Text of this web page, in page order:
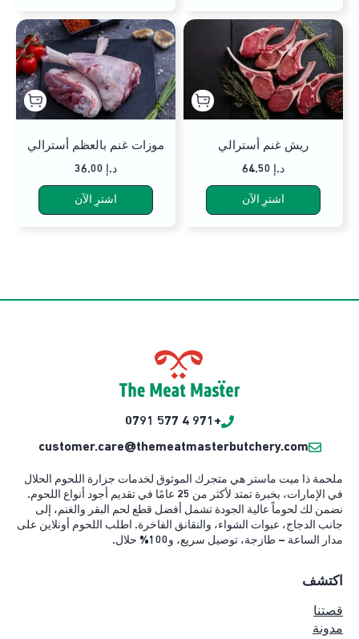
ريش غنم أسترالي
64.50 د.إ
اشترِ الآن
موزات غنم بالعظم أسترالي
36.00 د.إ
اشترِ الآن
+971 4 577 0791
customer.care@themeatmasterbutchery.com
ملحمة ذا ميت ماستر هي متجرك الموثوق لخدمات جزارة اللحوم الحلال
في الإمارات، بخبرة تمتد لأكثر من 25 عامًا في تقديم أجود أنواع اللحوم.
نضمن لك لحوماً عالية الجودة تشمل أفضل قطع لحم البقر والغنم، إلى
جانب الدجاج، عبوات الشواء، والنقانق الفاخرة. اطلب اللحوم أونلاين على
مدار الساعة – طازجة، توصيل سريع، و100% حلال.
اكتشف
قصتنا
مدونة